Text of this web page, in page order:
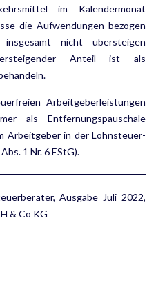
im Kalendermonat
die Aufwendungen bezogen
nicht übersteigen
Anteil ist als
Arbeitgeberleistungen
als Entfer­nungspauschale
Arbeitgeber in der Lohnsteuer-
1 Nr. 6 EStG).
Ausgabe Juli 2022,
& Co KG